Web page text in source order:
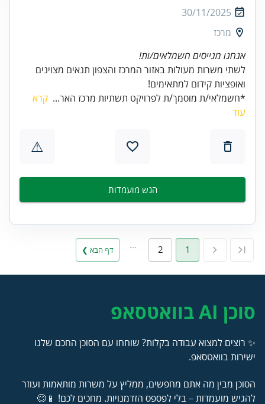
30/11/2025
מרכז
אנחנו מגייסים חשמלאים/ות!
לשתי משרות מעולות באזור המרכז והצפון תנאים מצוינים
ואופציות קידום למתאימים!
*חשמלאי/ת מוסמך/ת לפרויקט תשתיות מרכז האר... קרא
עוד
⚠
הגש מועמדות
1
2 דף הבא ❯
סוכן AI בוואטסאפ
✨ רוצים למצוא עבודה בקלות? שוחחו עם הסוכן החכם שלנו
ישירות בוואטסאפ.
הסוכן מבין מה אתם מחפשים, ממליץ על משרות מותאמות ועוזר
להגיש מועמדות – בלי לפספס הזדמנויות. מחכים לכם! 📱😊